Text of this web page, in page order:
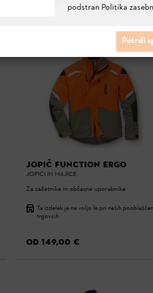
JOPIČ FUNCTION ERGO
JOPIČI IN MAJICE
Za začetnike in občasne uporabnike
Ta izdelek je na voljo le pri naših
trgovcih
OD 149,00 €
podstran Politika
Potrdi